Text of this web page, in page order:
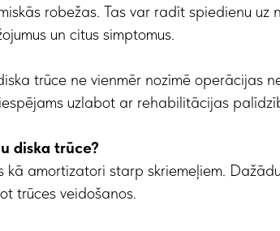
robežas. Tas var radīt spiedienu uz
un citus simptomus.
trūce ne vienmēr nozīmē operācijas
uzlabot ar rehabilitācijas
diska trūce?
kā amortizatori starp skriemeļiem.
trūces veidošanos.